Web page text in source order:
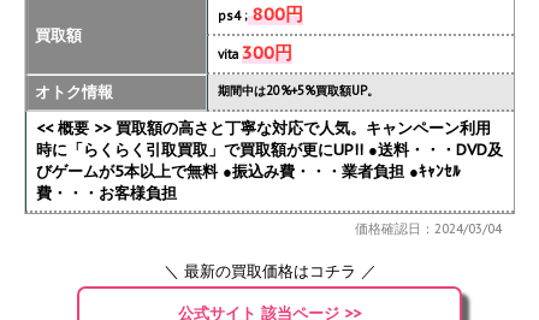
買取額
ps4 ;800円
vita 300円
オトク情報 期間中は20%+5%買取額UP。
<< 概要 >> 買取額の高さと丁寧な対応で人気。キャンペーン利用
時に「らくらく引取買取」で買取額が更にUP!! ●送料・・・DVD及
びゲームが5本以上で無料 ●振込み費・・・業者負担 ●ｷｬﾝｾﾙ
費・・・お客様負担
価格確認日：2024/03/04
＼ 最新の買取価格はコチラ ／
公式サイト 該当ページ >>